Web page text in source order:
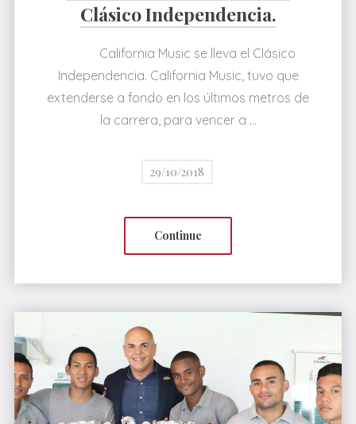
Clásico Independencia.
California Music se lleva el Clásico
Independencia. California Music, tuvo que
extenderse a fondo en los últimos metros de
la carrera, para vencer a …
29/10/2018
Continue